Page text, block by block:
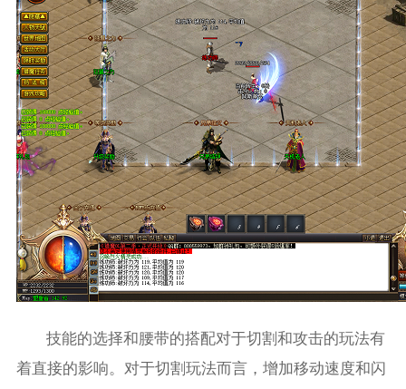
技能的选择和腰带的搭配对于切割和攻击的玩法有
着直接的影响。对于切割玩法而言，增加移动速度和闪